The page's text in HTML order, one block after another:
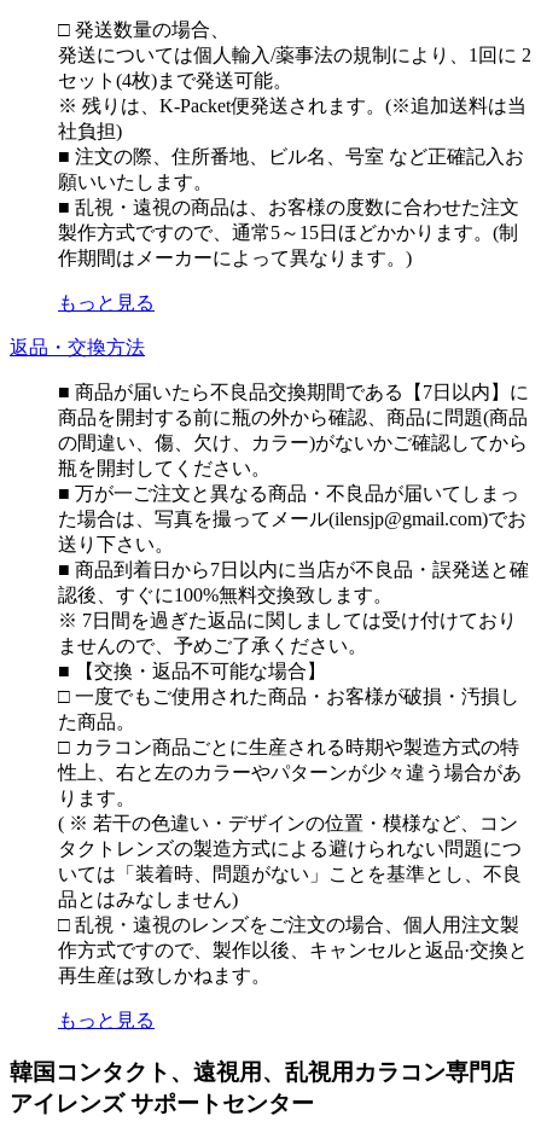
□ 発送数量の場合、
発送については個人輸入/薬事法の規制により、1回に 2
セット(4枚)まで発送可能。
※ 残りは、K-Packet便発送されます。(※追加送料は当
社負担)
■ 注文の際、住所番地、ビル名、号室 など正確記入お
願いいたします。
■ 乱視・遠視の商品は、お客様の度数に合わせた注文
製作方式ですので、通常5～15日ほどかかります。(制
作期間はメーカーによって異なります。)
もっと見る
返品・交換方法
■ 商品が届いたら不良品交換期間である【7日以内】に
商品を開封する前に瓶の外から確認、商品に問題(商品
の間違い、傷、欠け、カラー)がないかご確認してから
瓶を開封してください。
■ 万が一ご注文と異なる商品・不良品が届いてしまっ
た場合は、写真を撮ってメール(ilensjp@gmail.com)でお
送り下さい。
■ 商品到着日から7日以内に当店が不良品・誤発送と確
認後、すぐに100%無料交換致します。
※ 7日間を過ぎた返品に関しましては受け付けており
ませんので、予めご了承ください。
■ 【交換・返品不可能な場合】
□ 一度でもご使用された商品・お客様が破損・汚損し
た商品。
□ カラコン商品ごとに生産される時期や製造方式の特
性上、右と左のカラーやパターンが少々違う場合があ
ります。
( ※ 若干の色違い・デザインの位置・模様など、コン
タクトレンズの製造方式による避けられない問題につ
いては「装着時、問題がない」ことを基準とし、不良
品とはみなしません)
□ 乱視・遠視のレンズをご注文の場合、個人用注文製
作方式ですので、製作以後、キャンセルと返品·交換と
再生産は致しかねます。
もっと見る
韓国コンタクト、遠視用、乱視用カラコン専門店
アイレンズ サポートセンター